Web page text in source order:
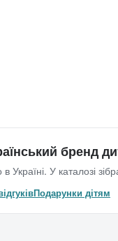
бренд
Україні. У каталозі
Подарунки дітям